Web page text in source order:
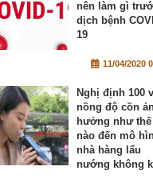
nên làm gì
dịch bệnh
19
11/04/2020
Nghị định 100
nồng độ cồn
hưởng như thế
nào đến mô
nhà hàng lẩu
nướng không